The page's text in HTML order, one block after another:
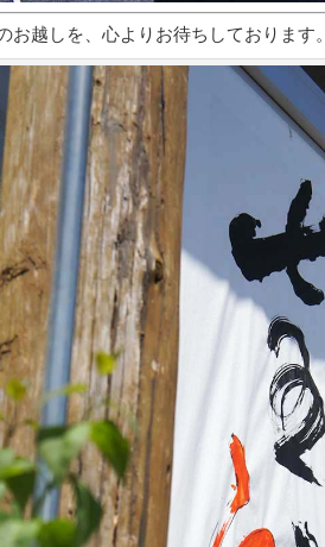
お越しを、心よりお待ちしております